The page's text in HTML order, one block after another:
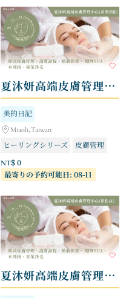
夏沐妍高端皮膚管理中心 - 苗栗頭份店
美的日記
Miaoli,Taiwan
ヒーリングシリーズ
皮膚管理
NT$ 0
最寄りの予約可能日: 08-11
夏沐妍高端皮膚管理中心 - 彰化店